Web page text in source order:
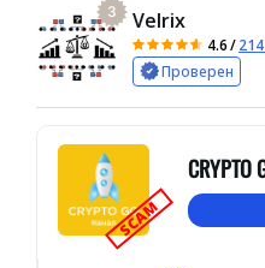
3 Velrix
4.6/
Проверен
SCAM
CRYPTO